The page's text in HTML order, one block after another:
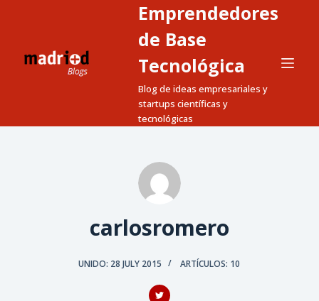
a
Emprendedores
de Base
Tecnológica
Blog de ideas empresariales y
startups científicas y
tecnológicas
carlosromero
UNIDO: 28 JULY 2015 ARTÍCULOS: 10